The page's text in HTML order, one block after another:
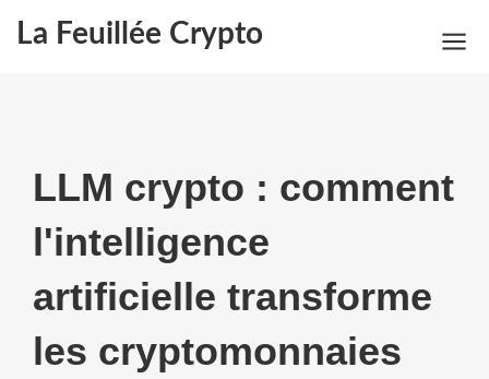
La Feuillée Crypto
LLM crypto : comment
l'intelligence
artificielle transforme
les cryptomonnaies